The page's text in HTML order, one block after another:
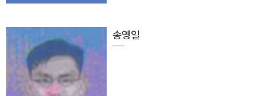
송영일